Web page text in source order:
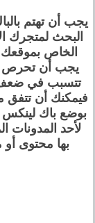
يجب أن تهتم
البحث لمتجرك
الخاص
يجب أن تحرص
تتسبب في
فيمكنك أن تتفق
بوضع باك
لأحد المدونات
بها محتوى